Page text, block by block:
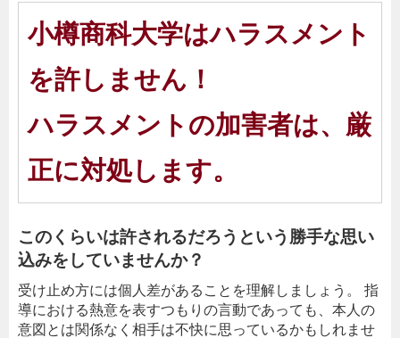
小樽商科大学はハラスメント
を許しません！
ハラスメントの加害者は、厳
正に対処します。
このくらいは許されるだろうという勝手な思い
込みをしていませんか？
受け止め方には個人差があることを理解しましょう。 指
導における熱意を表すつもりの言動であっても、本人の
意図とは関係なく相手は不快に思っているかもしれませ